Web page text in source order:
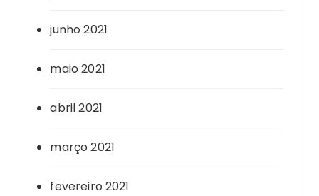
junho 2021
maio 2021
abril 2021
março 2021
fevereiro 2021